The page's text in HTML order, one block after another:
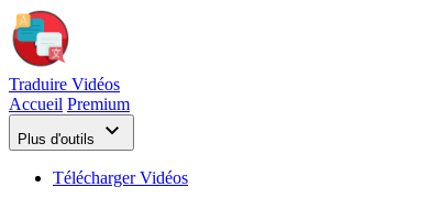
Traduire Vidéos
Accueil Premium
Plus d'outils
Télécharger Vidéos